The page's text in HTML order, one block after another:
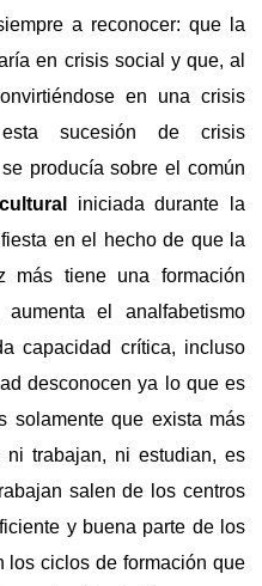
a reconocer: que la
en crisis social y que, al
en una crisis
sucesión de crisis
producía sobre el común
iniciada durante la
en el hecho de que la
más tiene una formación
el analfabetismo
capacidad crítica, incluso
desconocen ya lo que es
solamente que exista más
trabajan, ni estudian, es
salen de los centros
y buena parte de los
los ciclos de formación que